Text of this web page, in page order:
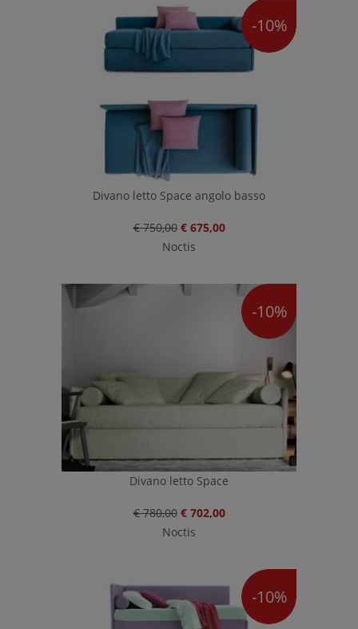
-10%
Divano letto Space angolo basso
€ 750,00 € 675,00
Noctis
-10%
Divano letto Space
€ 780,00 € 702,00
Noctis
-10%